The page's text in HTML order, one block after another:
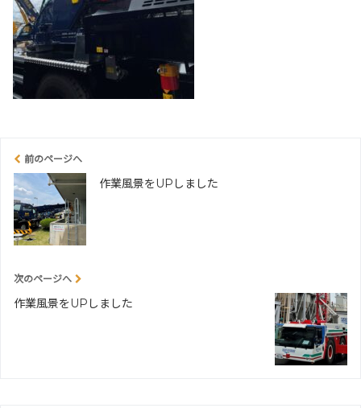
前のページへ
作業風景をUPしました
次のページへ
作業風景をUPしました